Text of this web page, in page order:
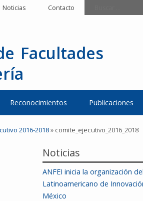
Noticias Contacto
Facultades
Reconocimientos Publicaciones
2016-2018» comite_ejecutivo_2016_2018
Noticias
ANFEI inicia la organización
Latinoamericano de
México